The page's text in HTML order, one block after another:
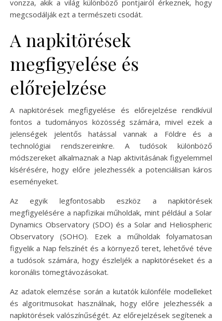
vonzza, akik a világ különböző pontjairól érkeznek, hogy
megcsodálják ezt a természeti csodát.
A napkitörések
megfigyelése és
előrejelzése
A napkitörések megfigyelése és előrejelzése rendkívül
fontos a tudományos közösség számára, mivel ezek a
jelenségek jelentős hatással vannak a Földre és a
technológiai rendszereinkre. A tudósok különböző
módszereket alkalmaznak a Nap aktivitásának figyelemmel
kísérésére, hogy előre jelezhessék a potenciálisan káros
eseményeket.
Az egyik legfontosabb eszköz a napkitörések
megfigyelésére a napfizikai műholdak, mint például a Solar
Dynamics Observatory (SDO) és a Solar and Heliospheric
Observatory (SOHO). Ezek a műholdak folyamatosan
figyelik a Nap felszínét és a környező teret, lehetővé téve
a tudósok számára, hogy észleljék a napkitöréseket és a
koronális tömegtávozásokat.
Az adatok elemzése során a kutatók különféle modelleket
és algoritmusokat használnak, hogy előre jelezhessék a
napkitörések valószínűségét. Az előrejelzések segítenek a